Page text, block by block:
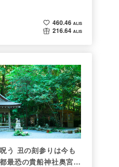
460.46 ALIS
216.64 ALIS
う 丑の刻参りは今も
最恐の貴船神社奥宮を